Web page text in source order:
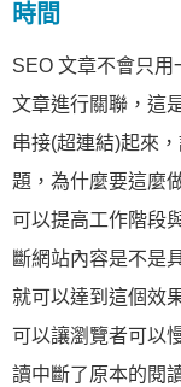
時間
SEO 文章不會只
文章進行關聯，這
串接(超連結)起來
題，為什麼要這麼
可以提高工作階段
斷網站內容是不是
就可以達到這個效
可以讓瀏覽者可以
讀中斷了原本的閱